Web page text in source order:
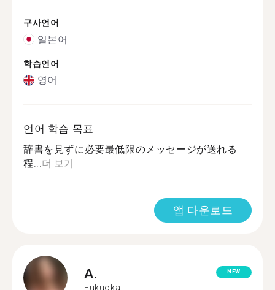
구사언어
일본어
학습언어
영어
언어 학습 목표
辞書を見ずに必要最低限のメッセージが送れる
程...더 보기
앱 다운로드
A.
Fukuoka
NEW